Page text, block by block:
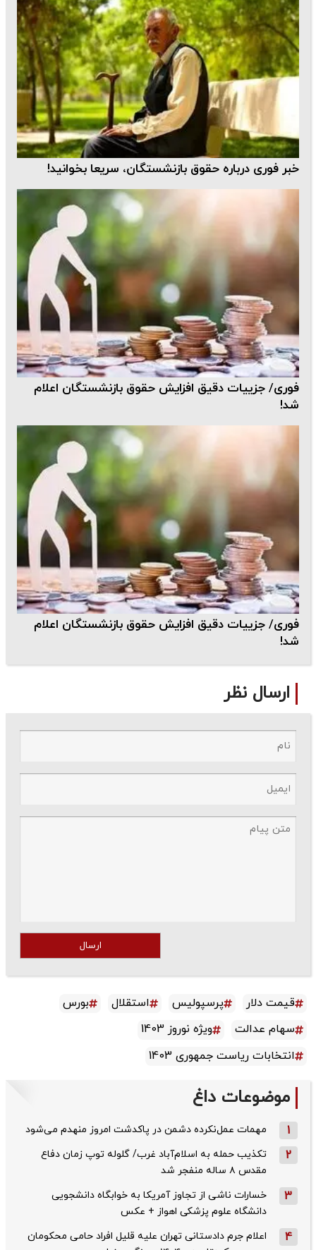
خبر فوری درباره حقوق بازنشستگان، سریعا بخوانید!
فوری/ جزییات دقیق افزایش حقوق بازنشستگان اعلام
شد!
فوری/ جزییات دقیق افزایش حقوق بازنشستگان اعلام
شد!
ارسال نظر
ارسال
قیمت دلار پرسپولیس استقلال
بورس
سهام عدالت
ویژه نوروز 1403
انتخابات ریاست جمهوری 1403
موضوعات داغ
1 مهمات عمل‌نکرده دشمن در پاکدشت امروز منهدم می‌شود
2
تکذیب حمله به اسلام‌آباد غرب/ گلوله توپ زمان دفاع
مقدس ۸ ساله منفجر شد
3
خسارات ناشی از تجاوز آمریکا به خوابگاه دانشجویی
دانشگاه علوم پزشکی اهواز + عکس
4
اعلام جرم دادستانی تهران علیه قلیل افراد حامی محکومان